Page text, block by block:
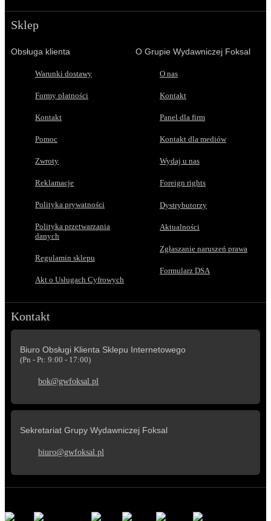
Sklep
Obsługa klienta
Warunki dostawy
Formy płatności
Kontakt
Pomoc
Zwroty
Reklamacje
Polityka prywatności
Polityka przetwarzania
danych
Regulamin sklepu
Akt o Usługach Cyfrowych
O Grupie Wydawniczej Foksal
O nas
Kontakt
Panel dla firm
Kontakt dla mediów
Wydaj u nas
Foreign rights
Dystrybutorzy
Aktualności
Zgłaszanie naruszeń prawa
Formularz DSA
Kontakt
Biuro Obsługi Klienta Sklepu Internetowego
(Pn - Pt: 9:00 - 17:00)
bok@gwfoksal.pl
Sekretariat Grupy Wydawniczej Foksal
biuro@gwfoksal.pl